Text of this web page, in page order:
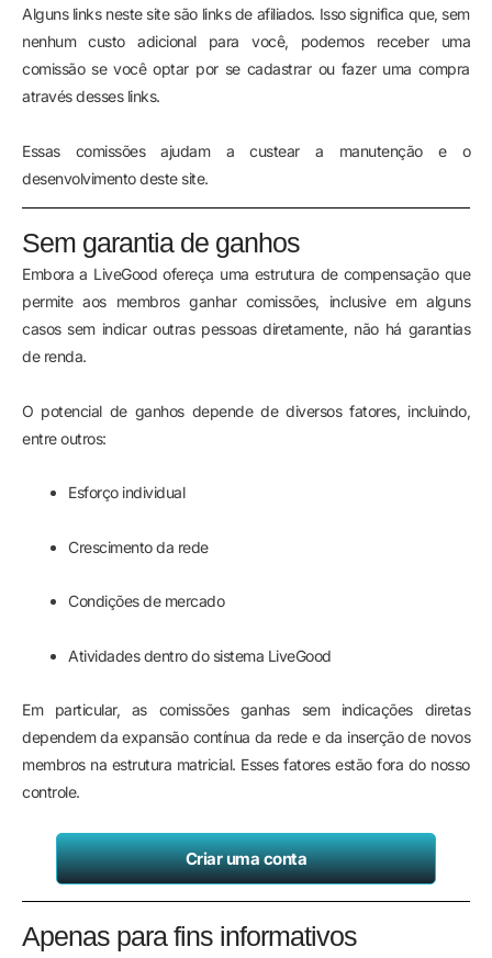
Alguns links neste site são links de afiliados. Isso significa que, sem
nenhum custo adicional para você, podemos receber uma
comissão se você optar por se cadastrar ou fazer uma compra
através desses links.
Essas comissões ajudam a custear a manutenção e o
desenvolvimento deste site.
Sem garantia de ganhos
Embora a LiveGood ofereça uma estrutura de compensação que
permite aos membros ganhar comissões, inclusive em alguns
casos sem indicar outras pessoas diretamente, não há garantias
de renda.
O potencial de ganhos depende de diversos fatores, incluindo,
entre outros:
Esforço individual
Crescimento da rede
Condições de mercado
Atividades dentro do sistema LiveGood
Em particular, as comissões ganhas sem indicações diretas
dependem da expansão contínua da rede e da inserção de novos
membros na estrutura matricial. Esses fatores estão fora do nosso
controle.
Criar uma conta
Apenas para fins informativos